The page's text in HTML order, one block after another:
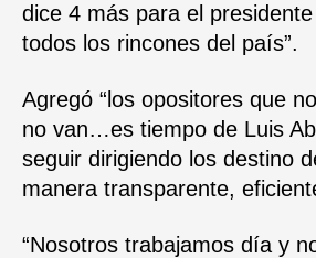
dice 4 más para el
todos los rincones del país”.
Agregó “los opositores que
no van…es tiempo de Luis
seguir dirigiendo los destino
manera transparente,
“Nosotros trabajamos día y